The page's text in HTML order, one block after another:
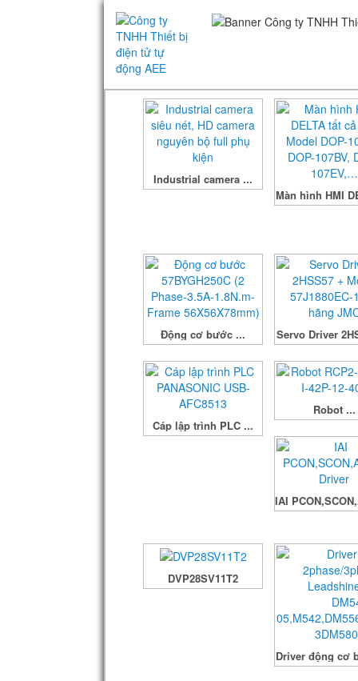
Industrial camera ...
Màn hình HMI
Động cơ bước ... Servo Driver
Cáp lập trình PLC ...
Robot ...
IAI
DVP28SV11T2
Driver động cơ